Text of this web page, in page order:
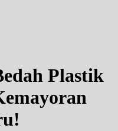
Plastik